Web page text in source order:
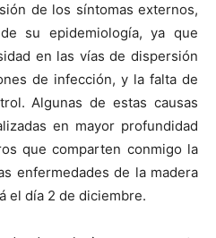
de los síntomas externos,
su epidemiología, ya que
en las vías de dispersión
de infección, y la falta de
Algunas de estas causas
en mayor profundidad
que comparten conmigo la
enfermedades de la madera
el día 2 de diciembre.